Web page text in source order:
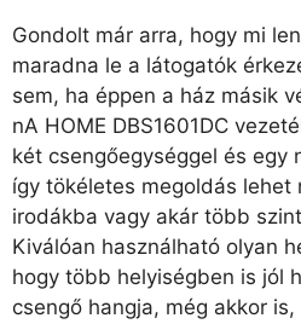
Gondolt már arra, hogy mi
maradna le a látogatók
sem, ha éppen a ház másik
nA HOME DBS1601DC
két csengőegységgel és egy
így tökéletes megoldás
irodákba vagy akár több
Kiválóan használható olyan
hogy több helyiségben is jól
csengő hangja, még akkor